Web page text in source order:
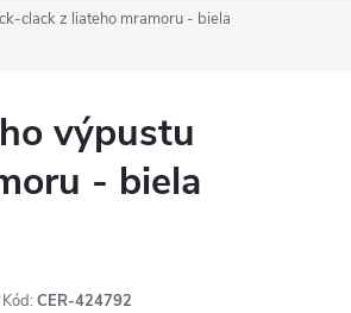
clack z liateho mramoru - biela
výpustu
- biela
Kód: CER-424792